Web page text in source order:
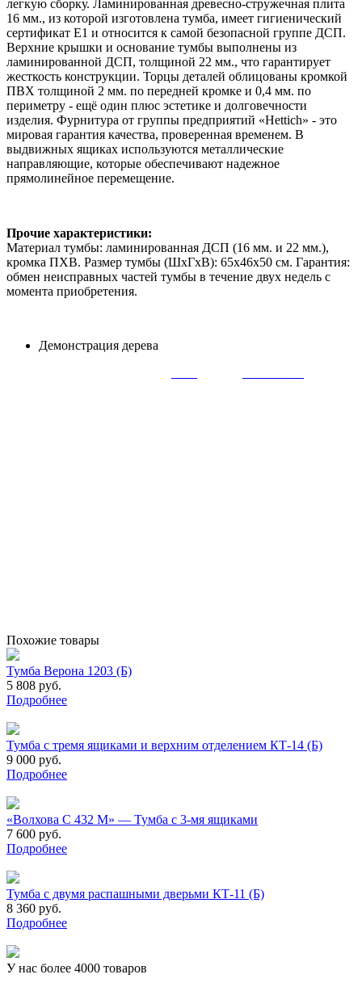
легкую сборку. Ламинированная древесно-стружечная плита
16 мм., из которой изготовлена тумба, имеет гигиенический
сертификат Е1 и относится к самой безопасной группе ДСП.
Верхние крышки и основание тумбы выполнены из
ламинированной ДСП, толщиной 22 мм., что гарантирует
жесткость конструкции. Торцы деталей облицованы кромкой
ПВХ толщиной 2 мм. по передней кромке и 0,4 мм. по
периметру - ещё один плюс эстетике и долговечности
изделия. Фурнитура от группы предприятий «Hettich» - это
мировая гарантия качества, проверенная временем. В
выдвижных ящиках используются металлические
направляющие, которые обеспечивают надежное
прямолинейное перемещение.
Прочие характеристики:
Материал тумбы: ламинированная ДСП (16 мм. и 22 мм.),
кромка ПХВ. Размер тумбы (ШхГхВ): 65х46х50 см. Гарантия:
обмен неисправных частей тумбы в течение двух недель с
момента приобретения.
Демонстрация дерева
Похожие товары
Тумба Верона 1203 (Б)
5 808 руб.
Подробнее
Тумба с тремя ящиками и верхним отделением КТ-14 (Б)
9 000 руб.
Подробнее
«Волхова С 432 М» — Тумба с 3-мя ящиками
7 600 руб.
Подробнее
Тумба с двумя распашными дверьми КТ-11 (Б)
8 360 руб.
Подробнее
У нас более 4000 товаров